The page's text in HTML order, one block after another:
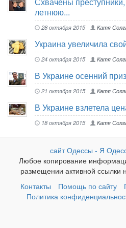
летнюю...
28 октября 2015 Катя
Украина увеличила
24 октября 2015 Катя
В Украине осенний
21 октября 2015 Катя
В Украине взлетела
18 октября 2015 Катя
сайт Одессы - Я
Любое копирование
размещении активной ссылки
Контакты
Помощь по сайту
Политика